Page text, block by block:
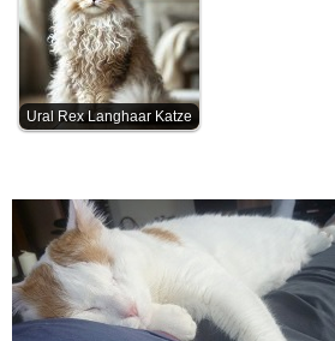
Ural Rex Langhaar Katze